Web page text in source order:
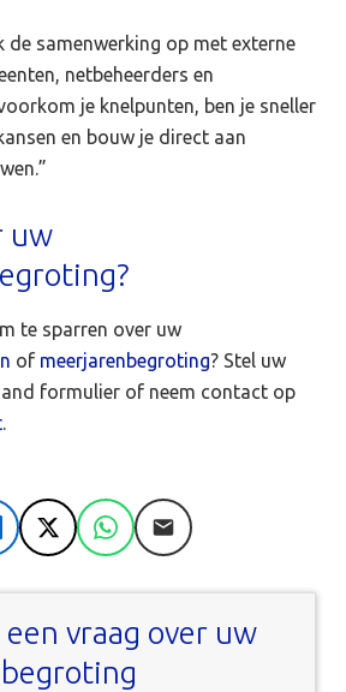
de samenwerking op met externe
netbeheerders en
je knelpunten, ben je sneller
en bouw je direct aan
uw
te sparren over uw
of meerjarenbegroting? Stel uw
formulier of neem contact op
.
X WhatsApp
E-mail
vraag over uw